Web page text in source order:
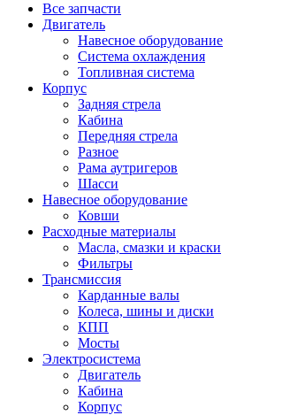
Все запчасти
Двигатель
Навесное оборудование
Система охлаждения
Топливная система
Корпус
Задняя стрела
Кабина
Передняя стрела
Разное
Рама аутригеров
Шасси
Навесное оборудование
Ковши
Расходные материалы
Масла, смазки и краски
Фильтры
Трансмиссия
Карданные валы
Колеса, шины и диски
КПП
Мосты
Электросистема
Двигатель
Кабина
Корпус